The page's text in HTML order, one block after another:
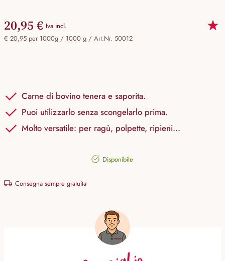
20,95 € Iva incl.
€ 20,95 per 1000g / 1000 g / Art.Nr. 50012
Carne di bovino tenera e saporita.
Puoi utilizzarlo senza scongelarlo prima.
Molto versatile: per ragù, polpette, ripieni...
Disponibile
Consegna sempre gratuita